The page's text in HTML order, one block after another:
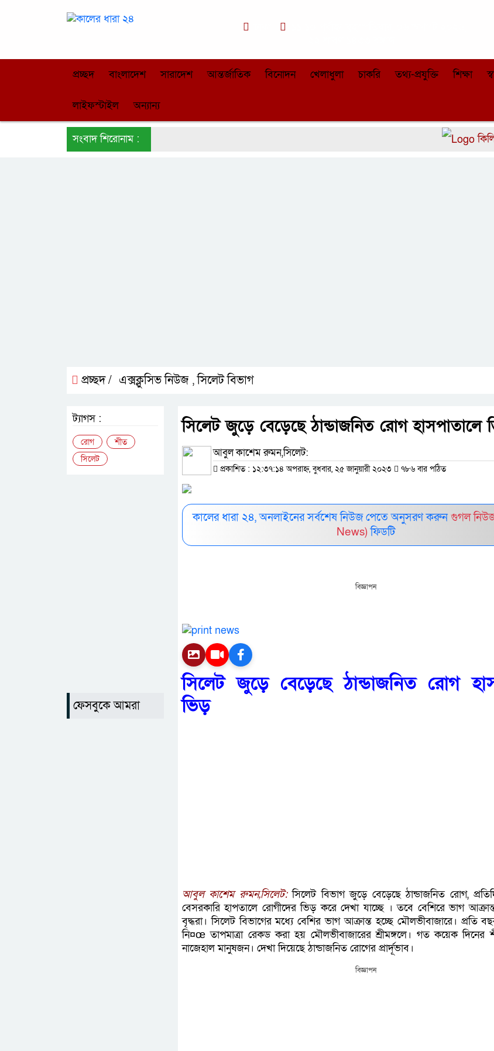
প্রচ্ছদ বাংলাদেশ সারাদেশ আন্তর্জাতিক বিনোদন খেলাধুলা চাকরি তথ্য-প্রযুক্তি শিক্ষা
লাইফস্টাইল অন্যান্য
সংবাদ শিরোনাম : কিলিয়ান
প্রচ্ছদ / এক্সক্লুসিভ নিউজ ,সিলেট বিভাগ
সিলেট জুড়ে বেড়েছে ঠান্ডাজনিত রোগ হাসপাতালে
আবুল কাশেম রুমন,সিলেট:
প্রকাশিত : ১২:৩৭:১৪ অপরাহ্ন, বুধবার, ২৫ জানুয়ারী ২০২৩ ৭৮৬ বার পঠিত
কালের ধারা ২৪, অনলাইনের সর্বশেষ নিউজ পেতে অনুসরণ করুনগুগল
News) ফিডটি
বিজ্ঞাপন
সিলেট জুড়ে বেড়েছে ঠান্ডাজনিত রোগ
ভিড়
আবুল কাশেম রুমন,সিলেট:সিলেট বিভাগ জুড়ে বেড়েছে ঠান্ডাজনিত রোগ,
বেসরকারি হাপতালে রোগীদের ভিড় করে দেখা যাচ্ছে । তবে বেশিরে ভাগ
বৃদ্ধরা। সিলেট বিভাগের মধ্যে বেশির ভাগ আক্রান্ত হচ্ছে মৌলভীবাজারে। প্রতি
নি¤œ তাপমাত্রা রেকড করা হয় মৌলভীবাজারের শ্রীমঙ্গলে। গত কয়েক দিনের
নাজেহাল মানুষজন। দেখা দিয়েছে ঠান্ডাজনিত রোগের প্রার্দূভাব।
বিজ্ঞাপন
ট্যাগস :
রোগ
শীত
সিলেট
ফেসবুকে আমরা